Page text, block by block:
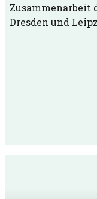
Zusammenarbeit
Dresden und